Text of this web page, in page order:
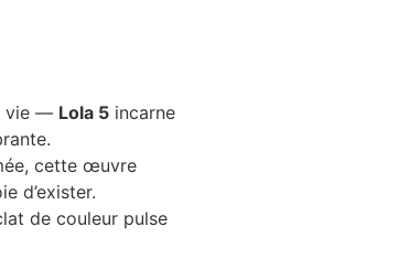
vie — Lola 5 incarne
cette œuvre
d’exister.
de couleur pulse